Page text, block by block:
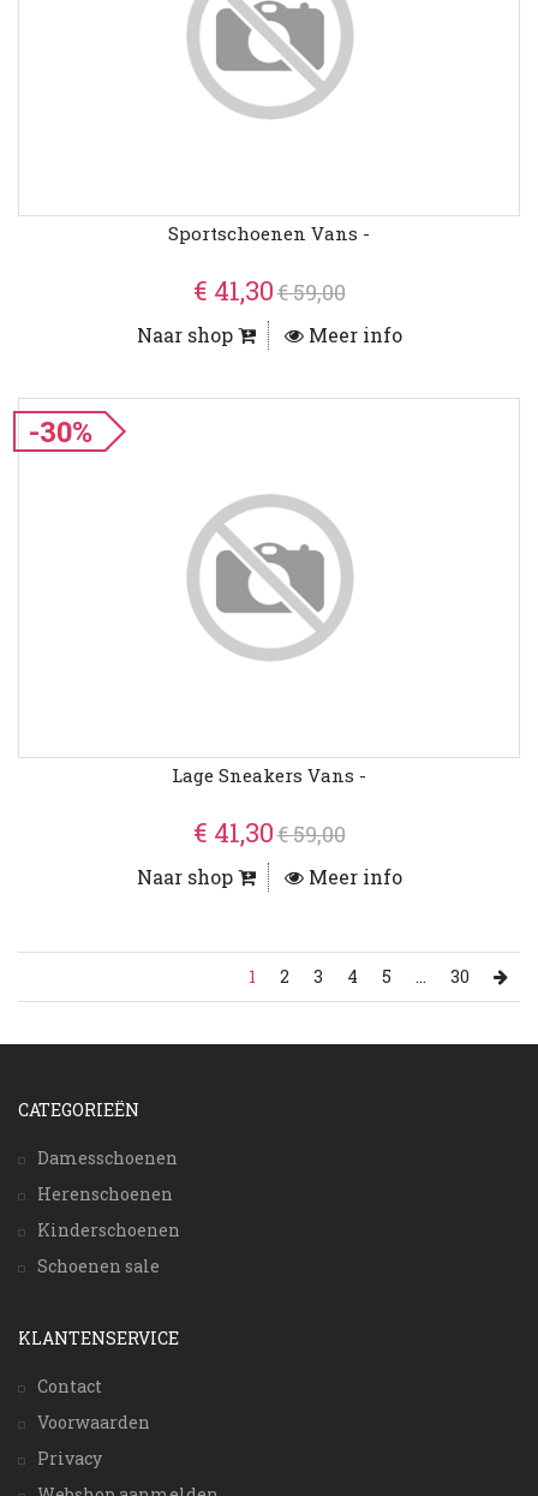
Sportschoenen Vans -
€ 41,30€ 59,00
Naar shop Meer info
-30%
Lage Sneakers Vans -
€ 41,30€ 59,00
Naar shop Meer info
1 2 3 4 5 ... 30
CATEGORIEËN
Damesschoenen
Herenschoenen
Kinderschoenen
Schoenen sale
KLANTENSERVICE
Contact
Voorwaarden
Privacy